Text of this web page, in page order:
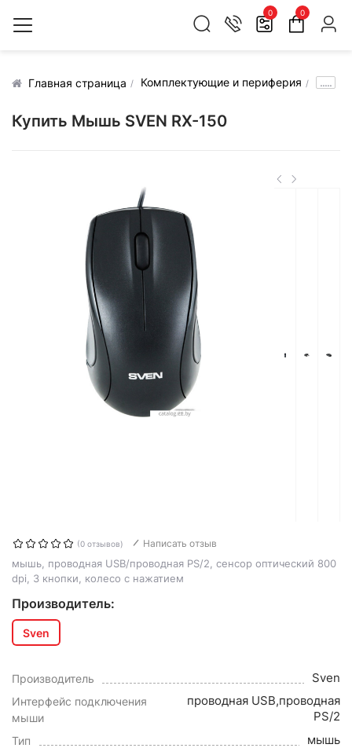
0 0
Главная страница Комплектующие и периферия .....
Купить Мышь SVEN RX-150
(0 отзывов) Написать отзыв
мышь, проводная USB/проводная PS/2, сенсор оптический 800
dpi, 3 кнопки, колесо с нажатием
Производитель:
Sven
Производитель Sven
Интерфейс подключения
мыши
проводная USB,проводная
PS/2
Тип мышь